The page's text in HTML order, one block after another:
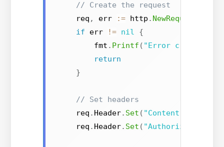
// Create the request
    req
, err := http . NewRequest
if err != nil
{
        fmt
. Printf ( "Error creating
return
}
// Set headers
    req
. Header. Set ( "Content-Type"
    req
. Header. Set ( "Authorization"